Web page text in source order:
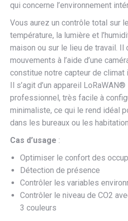
qui concerne l’environnement
Vous aurez un contrôle total sur
température, la lumière et
maison ou sur le lieu de travail.
mouvements à l’aide d’une
constitue notre capteur de climat
Il s’agit d’un appareil
professionnel, très facile à
minimaliste, ce qui le rend idéal
dans les bureaux ou les
Cas d’usage :
Optimiser le confort des
Détection de présence
Contrôler les variables
Contrôler le niveau de CO2
3 couleurs